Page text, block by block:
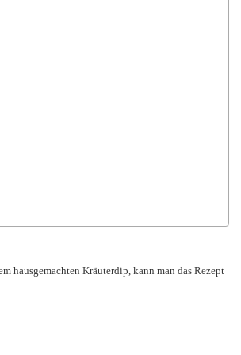
hausgemachten Kräuterdip, kann man das Rezept